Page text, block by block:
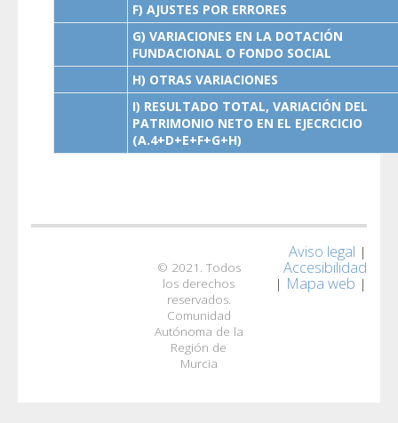
F) AJUSTES POR ERRORES
G) VARIACIONES EN LA DOTACIÓN
FUNDACIONAL O FONDO SOCIAL
H) OTRAS VARIACIONES
I) RESULTADO TOTAL, VARIACIÓN DEL
PATRIMONIO NETO EN EL EJECRCICIO
(A.4+D+E+F+G+H)
© 2021. Todos
los derechos
reservados.
Comunidad
Autónoma de la
Región de
Murcia
Aviso legal |
Accesibilidad
| Mapa web |